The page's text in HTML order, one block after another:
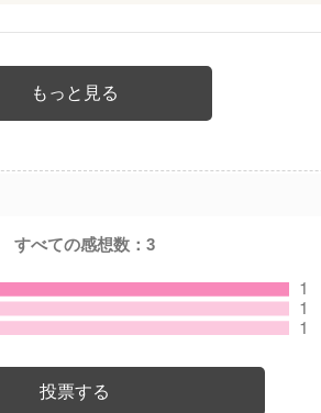
もっと見る
すべての感想数：3
投票する